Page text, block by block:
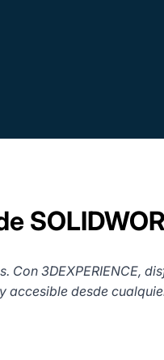
3DEXPERIENCE,
desde